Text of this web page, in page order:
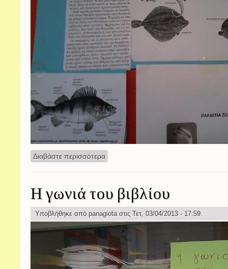
Διαβάστε περισσότερα
Η γωνιά του βιβλίου
Υποβλήθηκε από panagiotaστις Τετ, 03/04/2013 - 17:59.